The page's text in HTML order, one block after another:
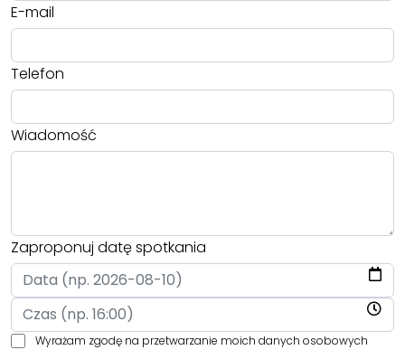
E-mail
Telefon
Wiadomość
Zaproponuj datę spotkania
Wyrażam zgodę na przetwarzanie moich danych osobowych